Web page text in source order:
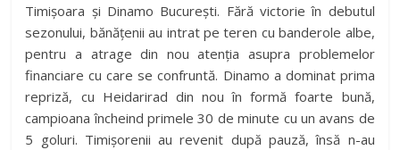
Timișoara și Dinamo București. Fără victorie în debutul
sezonului, bănățenii au intrat pe teren cu banderole albe,
pentru a atrage din nou atenția asupra problemelor
financiare cu care se confruntă. Dinamo a dominat prima
repriză, cu Heidarirad din nou în formă foarte bună,
campioana încheind primele 30 de minute cu un avans de
5 goluri. Timișorenii au revenit după pauză, însă n-au